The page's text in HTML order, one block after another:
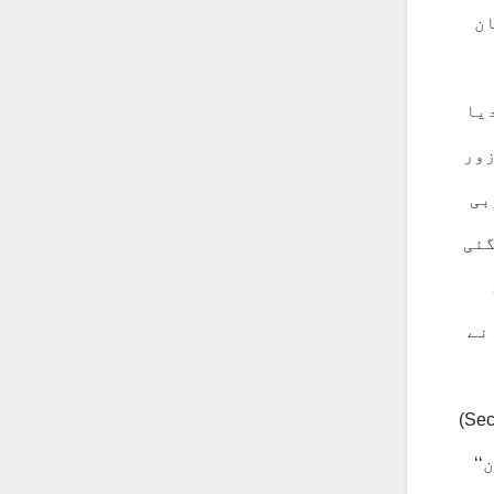
نے
جائے اور اس کے مقاصد کے حصول کو ممکن بنایا جائے. اس کے اسباب لسانی سے زیادہ فرقہ وارانہ (Sectarian)